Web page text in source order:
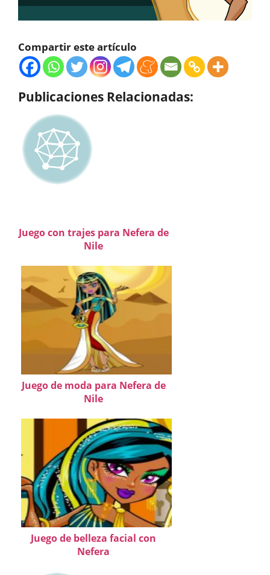
Compartir este artículo
Publicaciones Relacionadas:
Juego con trajes para Nefera de
Nile
Juego de moda para Nefera de
Nile
Juego de belleza facial con
Nefera